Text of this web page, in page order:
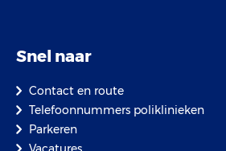
Snel naar
Contact en route
Telefoonnummers poliklinieken
Parkeren